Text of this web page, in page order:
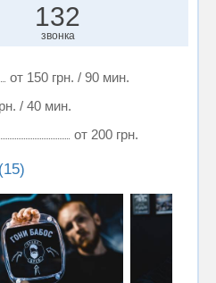
132
звонка
от 150 грн. / 90 мин.
/ 40 мин.
от 200 грн.